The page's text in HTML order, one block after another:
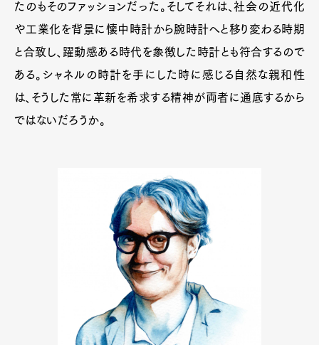
たのもそのファッションだった。そしてそれは、社会の近代化
や工業化を背景に懐中時計から腕時計へと移り変わる時期
と合致し、躍動感ある時代を象徴した時計とも符合するので
ある。シャネルの時計を手にした時に感じる自然な親和性
は、そうした常に革新を希求する精神が両者に通底するから
ではないだろうか。